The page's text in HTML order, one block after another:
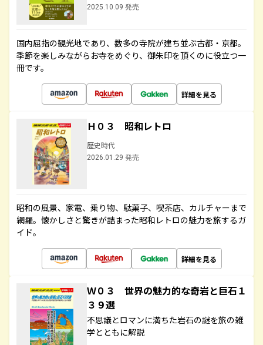
2025.10.09 発売
国内屈指の観光地であり、数多の寺院が建ち並ぶ古都・京都。
季節を楽しみながらお寺をめぐり、御朱印を頂くのに役立つ一
冊です。
詳細を見る
Ｈ０３ 昭和レトロ
歴史時代
2026.01.29 発売
昭和の風景、家電、乗り物、駄菓子、喫茶店、カルチャーまで
網羅。懐かしさと驚きが詰まった昭和レトロの魅力を旅するガ
イド。
詳細を見る
Ｗ０３ 世界の魅力的な奇岩と巨石１
３９選
不思議とロマンに満ちた岩石の謎を旅の雑
学とともに解説